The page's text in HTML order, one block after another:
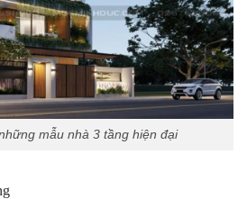
mẫu nhà 3 tầng hiện đại